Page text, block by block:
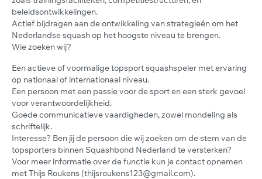
beleidsontwikkelingen.
Actief bijdragen aan de ontwikkeling van strategieën om het
Nederlandse squash op het hoogste niveau te brengen.
Wie zoeken wij?
Een actieve of voormalige topsport squashspeler met ervaring
op nationaal of internationaal niveau.
Een persoon met een passie voor de sport en een sterk gevoel
voor verantwoordelijkheid.
Goede communicatieve vaardigheden, zowel mondeling als
schriftelijk.
Interesse? Ben jij de persoon die wij zoeken om de stem van de
topsporters binnen Squashbond Nederland te versterken?
Voor meer informatie over de functie kun je contact opnemen
met Thijs Roukens (thijsroukens123@gmail.com).